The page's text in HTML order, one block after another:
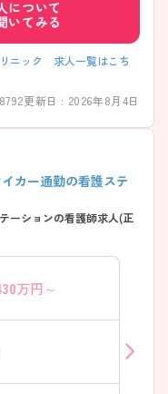
について
いてみる
ニック 求人一覧はこち
更新日 : 2026年8月4日
イカー通勤の看護ステ
ーションの看護師求人(正
万円～